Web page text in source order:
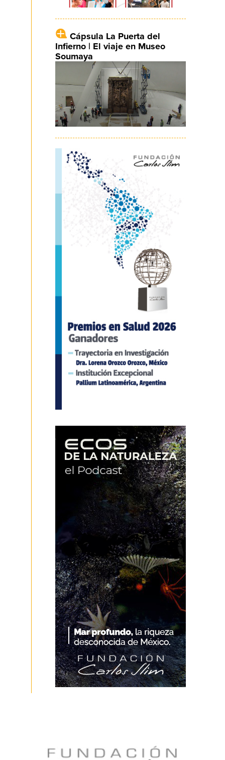
Cápsula La Puerta del
Infierno | El viaje en Museo
Soumaya